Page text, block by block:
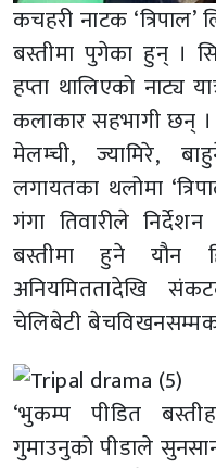
कचहरी नाटक
बस्तीमा पुगेका हुन् ।
हप्ता थालिएको नाट्य
कलाकार सहभागी छन्
मेलम्ची, ज्यामिरे,
लगायतका थलोमा
गंगा तिवारीले
बस्तीमा हुने यौन
अनियमिततादेखि
चेलिबेटी
‘भुकम्प पीडित
गुमाउनुको पीडाले